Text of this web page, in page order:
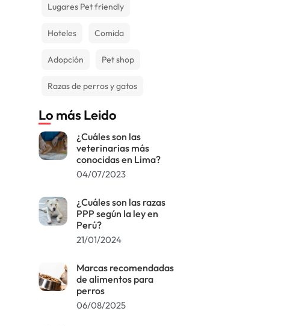
Lugares Pet friendly
Hoteles Comida
Adopción Pet shop
Razas de perros y gatos
Lo más Leido
¿Cuáles son las
veterinarias más
conocidas en Lima?
04/07/2023
¿Cuáles son las razas
PPP según la ley en
Perú?
21/01/2024
Marcas recomendadas
de alimentos para
perros
06/08/2025